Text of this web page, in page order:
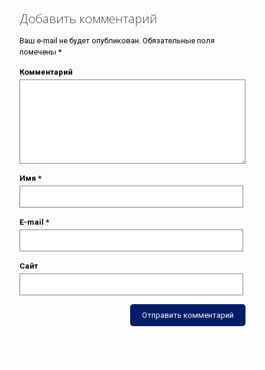
Добавить комментарий
Ваш e-mail не будет опубликован. Обязательные поля
помечены *
Комментарий
Имя *
E-mail *
Сайт